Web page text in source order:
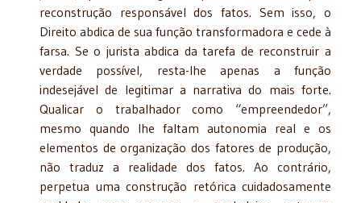
reconstrução responsável dos fatos. Sem isso, o
Direito abdica de sua função transformadora e cede à
farsa. Se o jurista abdica da tarefa de reconstruir a
verdade possível, resta-lhe apenas a função
indesejável de legitimar a narrativa do mais forte.
Qualicar o trabalhador como “empreendedor”,
mesmo quando lhe faltam autonomia real e os
elementos de organização dos fatores de produção,
não traduz a realidade dos fatos. Ao contrário,
perpetua uma construção retórica cuidadosamente